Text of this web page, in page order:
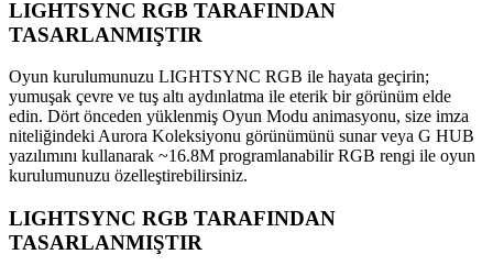
LIGHTSYNC RGB TARAFINDAN
TASARLANMIŞTIR
Oyun kurulumunuzu LIGHTSYNC RGB ile hayata geçirin;
yumuşak çevre ve tuş altı aydınlatma ile eterik bir görünüm elde
edin. Dört önceden yüklenmiş Oyun Modu animasyonu, size imza
niteliğindeki Aurora Koleksiyonu görünümünü sunar veya G HUB
yazılımını kullanarak ~16.8M programlanabilir RGB rengi ile oyun
kurulumunuzu özelleştirebilirsiniz.
LIGHTSYNC RGB TARAFINDAN
TASARLANMIŞTIR